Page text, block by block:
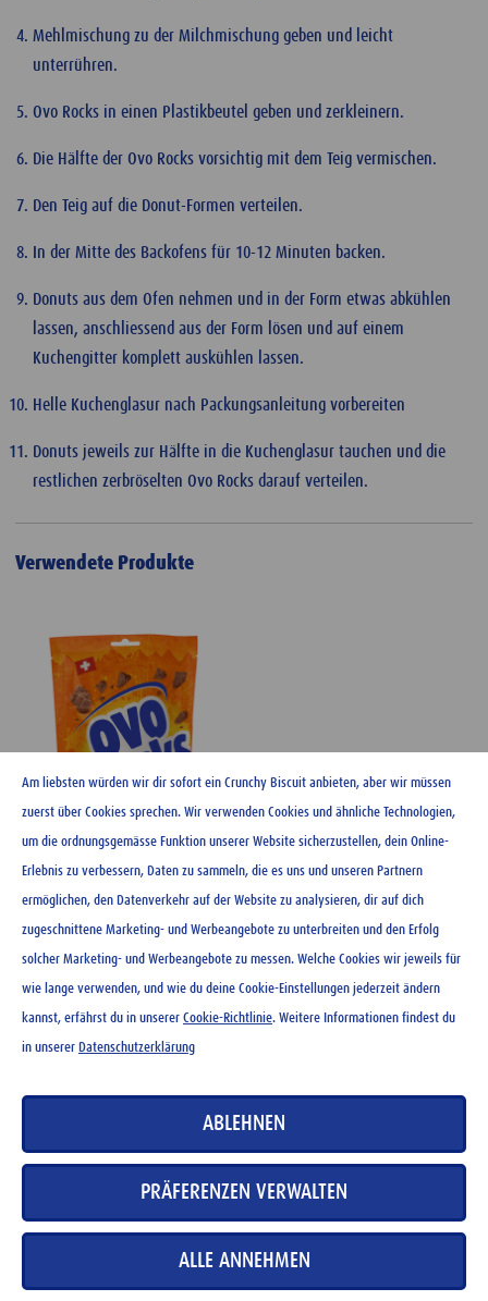
Mehlmischung zu der Milchmischung geben und leicht
unterrühren.
Ovo Rocks in einen Plastikbeutel geben und zerkleinern.
Die Hälfte der Ovo Rocks vorsichtig mit dem Teig vermischen.
Den Teig auf die Donut-Formen verteilen.
In der Mitte des Backofens für 10-12 Minuten backen.
Donuts aus dem Ofen nehmen und in der Form etwas abkühlen
lassen, anschliessend aus der Form lösen und auf einem
Kuchengitter komplett auskühlen lassen.
Helle Kuchenglasur nach Packungsanleitung vorbereiten
Donuts jeweils zur Hälfte in die Kuchenglasur tauchen und die
restlichen zerbröselten Ovo Rocks darauf verteilen.
Verwendete Produkte
Ovo rocks 120 g
KONTAKT
NUTZUNGSBEDINGUNGEN
DATENSCHUTZERKLÄRUNG
COOKIE-RICHTLINIEN
Am liebsten würden wir dir sofort ein Crunchy Biscuit anbieten, aber wir müssen
zuerst über Cookies sprechen. Wir verwenden Cookies und ähnliche Technologien,
um die ordnungsgemässe Funktion unserer Website sicherzustellen, dein Online-
Erlebnis zu verbessern, Daten zu sammeln, die es uns und unseren Partnern
ermöglichen, den Datenverkehr auf der Website zu analysieren, dir auf dich
zugeschnittene Marketing- und Werbeangebote zu unterbreiten und den Erfolg
solcher Marketing- und Werbeangebote zu messen. Welche Cookies wir jeweils für
wie lange verwenden, und wie du deine Cookie-Einstellungen jederzeit ändern
kannst, erfährst du in unserer Cookie-Richtlinie. Weitere Informationen findest du
in unserer Datenschutzerklärung
ABLEHNEN
PRÄFERENZEN VERWALTEN
ALLE ANNEHMEN